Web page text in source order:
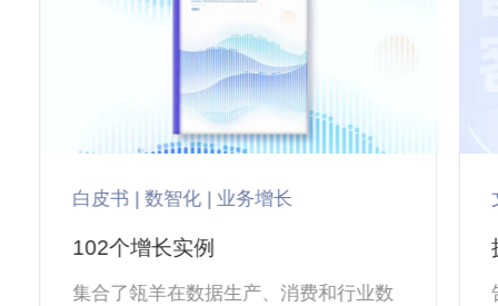
白皮书 | 数智化 | 业务增长
102个增长实例
集合了瓴羊在数据生产、消费和行业数